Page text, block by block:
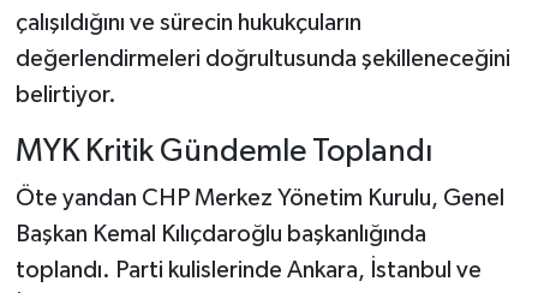
çalışıldığını ve sürecin hukukçuların
değerlendirmeleri doğrultusunda şekilleneceğini
belirtiyor.
MYK Kritik Gündemle Toplandı
Öte yandan CHP Merkez Yönetim Kurulu, Genel
Başkan Kemal Kılıçdaroğlu başkanlığında
toplandı. Parti kulislerinde Ankara, İstanbul ve